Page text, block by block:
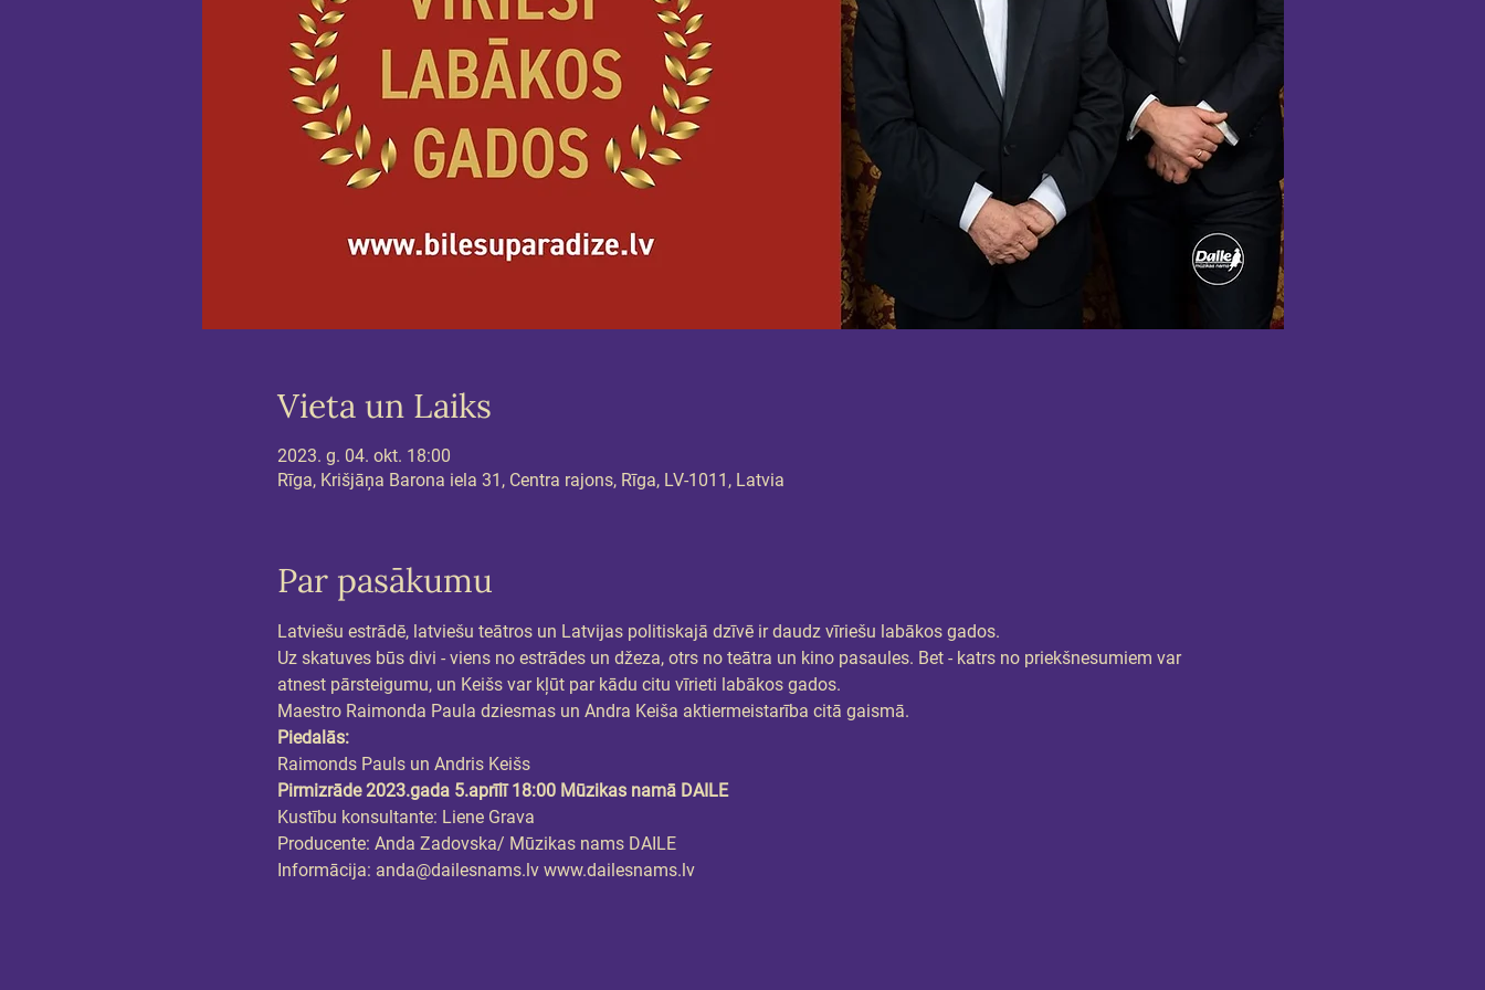
Vieta un Laiks
2023. g. 04. okt. 18:00
Rīga, Krišjāņa Barona iela 31, Centra rajons, Rīga, LV-1011, Latvia
Par pasākumu
Latviešu estrādē, latviešu teātros un Latvijas politiskajā dzīvē ir daudz vīriešu labākos gados.
Uz skatuves būs divi - viens no estrādes un džeza, otrs no teātra un kino pasaules. Bet - katrs no priekšnesumiem var
atnest pārsteigumu, un Keišs var kļūt par kādu citu vīrieti labākos gados.
Maestro Raimonda Paula dziesmas un Andra Keiša aktiermeistarība citā gaismā.
Piedalās:
Raimonds Pauls un Andris Keišs
Pirmizrāde 2023.gada 5.aprīlī 18:00 Mūzikas namā DAILE
Kustību konsultante: Liene Grava
Producente: Anda Zadovska/ Mūzikas nams DAILE
Informācija: anda@dailesnams.lv www.dailesnams.lv